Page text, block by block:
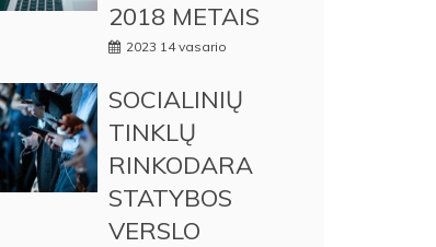
2018 METAIS
2023 14 vasario
SOCIALINIŲ
TINKLŲ
RINKODARA
STATYBOS
VERSLO